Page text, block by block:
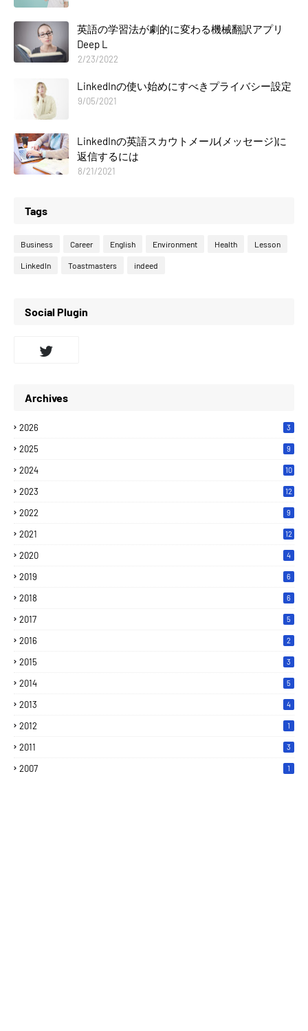
英語の学習法が劇的に変わる機械翻訳アプリ
Deep L
2/23/2022
LinkedInの使い始めにすべきプライバシー設定
9/05/2021
LinkedInの英語スカウトメール(メッセージ)に
返信するには
8/21/2021
Tags
Business Career English Environment Health Lesson
LinkedIn Toastmasters indeed
Social Plugin
Archives
2026 3
2025 9
2024 10
2023 12
2022 9
2021 12
2020 4
2019 6
2018 6
2017 5
2016 2
2015 3
2014 5
2013 4
2012 1
2011 3
2007 1